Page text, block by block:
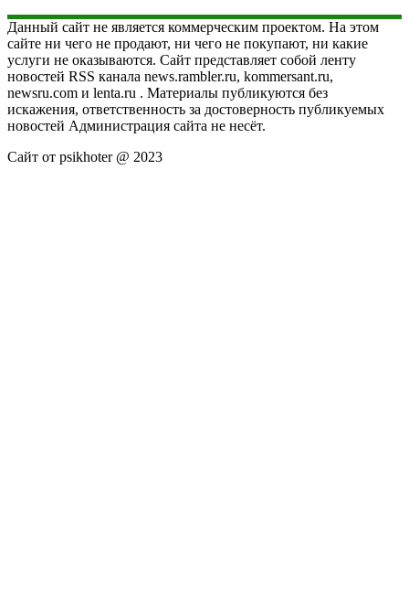
Данный сайт не является коммерческим проектом. На этом
сайте ни чего не продают, ни чего не покупают, ни какие
услуги не оказываются. Сайт представляет собой ленту
новостей RSS канала news.rambler.ru, kommersant.ru,
newsru.com и lenta.ru . Материалы публикуются без
искажения, ответственность за достоверность публикуемых
новостей Администрация сайта не несёт.
Сайт от psikhoter @ 2023